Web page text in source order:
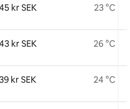
kr SEK
kr SEK
kr SEK
23 °C
26 °C
24 °C